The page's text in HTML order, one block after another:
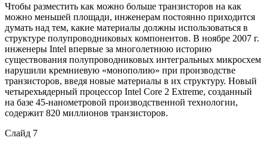
Чтобы разместить как можно больше транзисторов на как
можно меньшей площади, инженерам постоянно приходится
думать над тем, какие материалы должны использоваться в
структуре полупроводниковых компонентов. В ноябре 2007 г.
инженеры Intel впервые за многолетнюю историю
существования полупроводниковых интегральных микросхем
нарушили кремниевую «монополию» при производстве
транзисторов, введя новые материалы в их структуру. Новый
четырехъядерный процессор Intel Core 2 Extreme, созданный
на базе 45-нанометровой производственной технологии,
содержит 820 миллионов транзисторов.
Слайд 7